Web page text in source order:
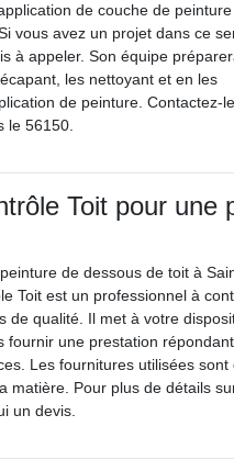
de couche de
vous avez un projet dans ce
à appeler. Son équipe
les nettoyant et en les
de peinture. Contactez-
le 56150.
Toit pour une
de dessous de toit à
Toit est un professionnel à
de qualité. Il met à votre
fournir une prestation
Les fournitures utilisées sont
matière. Pour plus de détails
un devis.